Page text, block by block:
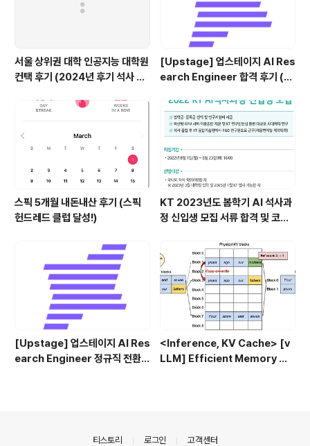
서울 상위권 대학 인공지능 대학원
컨택 후기 (2024년 후기 석사 지
[Upstage] 업스테이지 AI Res
earch Engineer 합격 후기 (정
스픽 5개월 내돈내산 후기 (스픽
헌드레드 클럽 달성!)
KT 2023년도 봄학기 AI 석사과
정 신입생 모집 서류 합격 및 코딩
[Upstage] 업스테이지 AI Res
earch Engineer 정규직 전환
<Inference, KV Cache> [v
LLM] Efficient Memory Ma
티스토리 로그인 고객센터